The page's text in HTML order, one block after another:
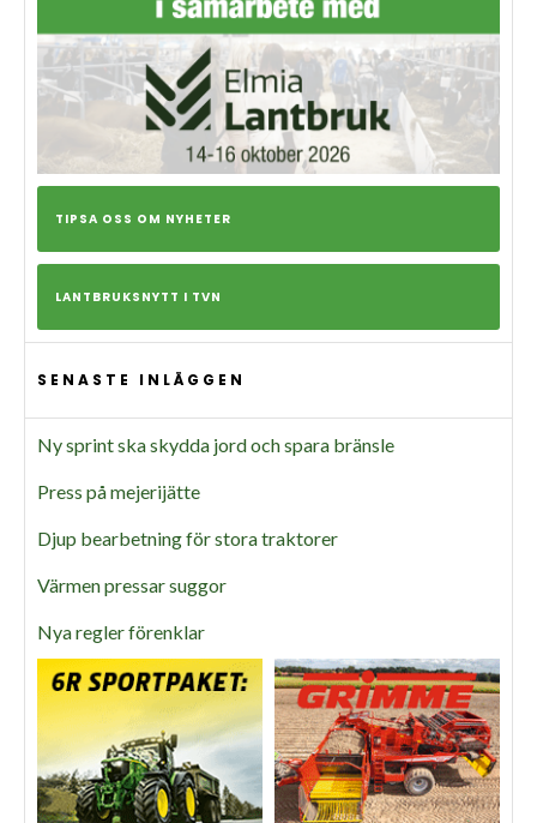
TIPSA OSS OM NYHETER
LANTBRUKSNYTT I TVN
SENASTE INLÄGGEN
Ny sprint ska skydda jord och spara bränsle
Press på mejerijätte
Djup bearbetning för stora traktorer
Värmen pressar suggor
Nya regler förenklar